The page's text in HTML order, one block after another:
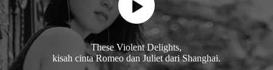
These Violent Delights,
kisah cinta Romeo dan Juliet dari Shanghai.